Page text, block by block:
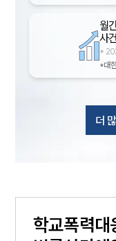
월
사
*
*대
더
학교폭력대